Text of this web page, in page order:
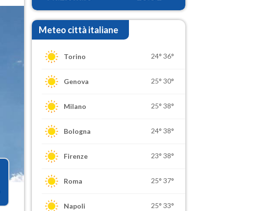
Meteo città italiane
Torino 24° 36°
Genova 25° 30°
Milano 25° 38°
Bologna 24° 38°
Firenze 23° 38°
Roma 25° 37°
Napoli 25° 33°